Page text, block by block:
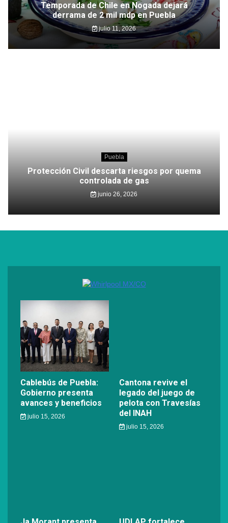
Temporada de Chile en Nogada dejará
derrama de 2 mil mdp en Puebla
julio 11, 2026
Puebla
Protección Civil descarta riesgos por quema
controlada de gas
junio 26, 2026
Cablebús de Puebla:
Gobierno presenta
avances y beneficios
julio 15, 2026
Cantona revive el
legado del juego de
pelota con Travesías
del INAH
julio 15, 2026